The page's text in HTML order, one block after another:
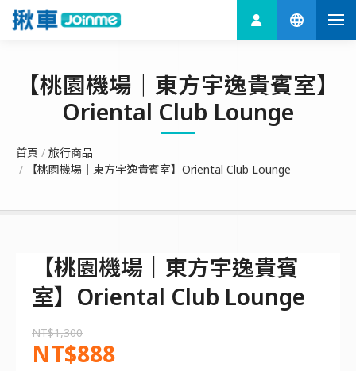
【桃園機場｜東方宇逸貴賓室】
Oriental Club Lounge
首頁
旅行商品
【桃園機場｜東方宇逸貴賓室】Oriental Club Lounge
【桃園機場｜東方宇逸貴賓
室】Oriental Club Lounge
NT$1,300
NT$888